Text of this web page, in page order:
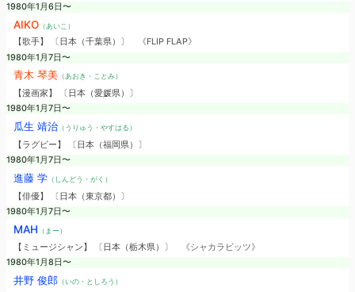
1980年1月6日〜
AIKO（あいこ）
【歌手】 〔日本（千葉県）〕
《FLIP FLAP》
1980年1月7日〜
青木 琴美（あおき・ことみ）
【漫画家】 〔日本（愛媛県）〕
1980年1月7日〜
瓜生 靖治（うりゅう・やすはる）
【ラグビー】 〔日本（福岡県）〕
1980年1月7日〜
進藤 学（しんどう・がく）
【俳優】 〔日本（東京都）〕
1980年1月7日〜
MAH （まー）
【ミュージシャン】 〔日本（栃木県）〕
《シャカラビッツ》
1980年1月8日〜
井野 俊郎（いの・としろう）